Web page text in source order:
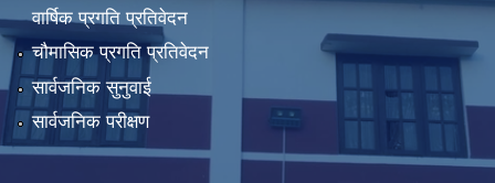
वार्षिक प्रगति प्रतिवेदन
चौमासिक प्रगति प्रतिवेदन
सार्वजनिक सुनुवाई
सार्वजनिक परीक्षण